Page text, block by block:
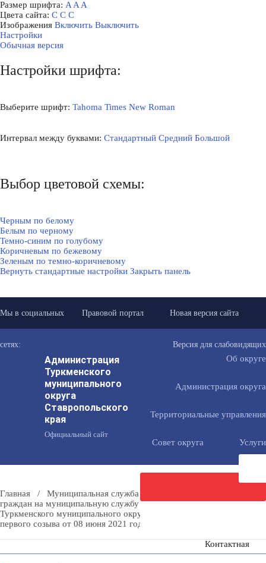
Размер шрифта: A A A
Цвета сайта: С С С
Изображения Включить Выключить
Настройки
Обычная версия
Настройки шрифта:
Выберите шрифт: Tahoma Times New Roman
Интервал между буквами: Стандартный Средний Большой
Выбор цветовой схемы:
Черным по белому
Белым по черному
Темно-синим по голубому
Коричневым по бежевому
Зеленым по темно-коричневому
Вернуть стандартные настройки Закрыть панель
Мы в социальных
сетях:
Правовой портал Новая версия сайта
Версия для слабовидящих
Администрация
Туркменского
муниципального
округа
Ставропольского
края
Официальный сайт
Об округе
Администрация округа
Территориальные управления
Совет округа Услуги
сообщение
Контактная
Главная / Муниципальная служба
граждан на муниципальную службу
/
Решение Совета
Туркменского муниципального округа Ставропольского края
первого созыва от 08 июня 2021 года № 221